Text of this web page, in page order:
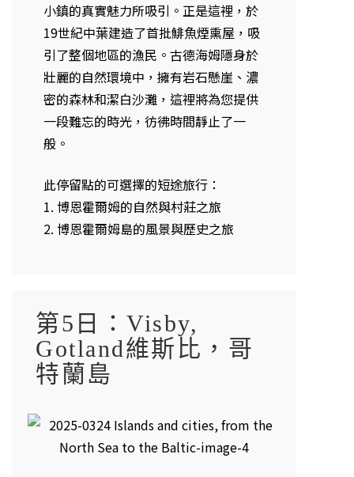
小鎮的真實魅力所吸引。正是這裡，於
19世紀中葉建造了首批鯡魚煙熏屋，吸
引了整個地區的漁民。古德海姆隱身於
壯麗的自然環境中，擁有岩石懸崖、濃
密的森林和潔白沙灘，這裡將為您提供
一段難忘的時光，彷彿時間靜止了一
般。
此停留點的可選擇的短途旅行：
1. 博恩霍爾姆的自然與村莊之旅
2. 博恩霍爾姆島的風景與歷史之旅
第5日：Visby,
Gotland維斯比，哥
特蘭島